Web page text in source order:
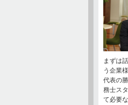
まずは
う企業様
代表の
務士ス
て必要